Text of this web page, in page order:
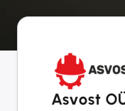
Asvost